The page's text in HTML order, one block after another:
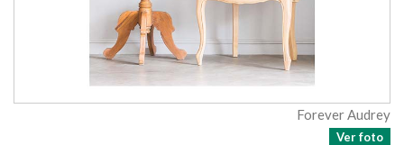
Forever Audrey
Ver foto